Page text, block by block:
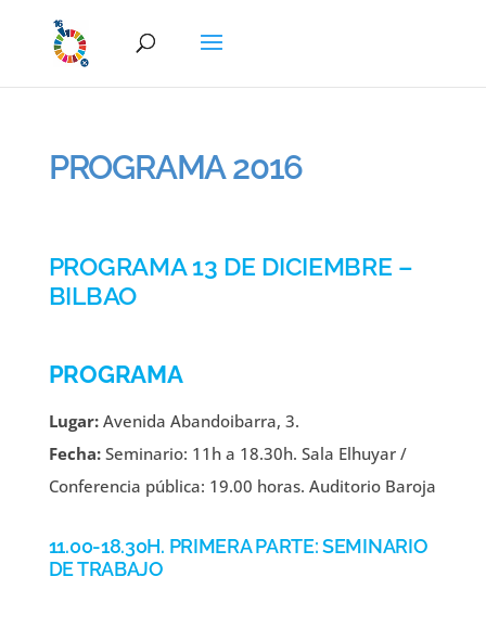
PROGRAMA 2016
PROGRAMA 13 DE DICIEMBRE –
BILBAO
PROGRAMA
Lugar: Avenida Abandoibarra, 3.
Fecha: Seminario: 11h a 18.30h. Sala Elhuyar /
Conferencia pública: 19.00 horas. Auditorio Baroja
11.00-18.30H. PRIMERA PARTE: SEMINARIO
DE TRABAJO